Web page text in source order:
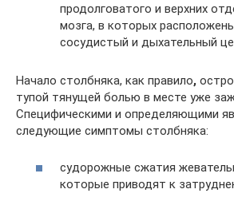
продолговатого и верхних
мозга, в которых
сосудистый и дыхательный
Начало столбняка, как правило,
тупой тянущей болью в месте уже
Специфическими и определяющими
следующие симптомы столбняка:
судорожные сжатия
которые приводят к